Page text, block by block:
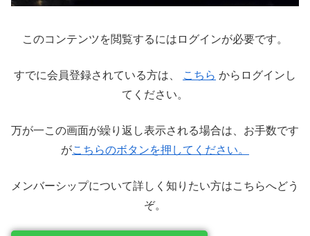
このコンテンツを閲覧するにはログインが必要です。
すでに会員登録されている方は、 こちら からログインし
てください。
万が一この画面が繰り返し表示される場合は、お手数です
がこちらのボタンを押してください。
メンバーシップについて詳しく知りたい方はこちらへどう
ぞ。